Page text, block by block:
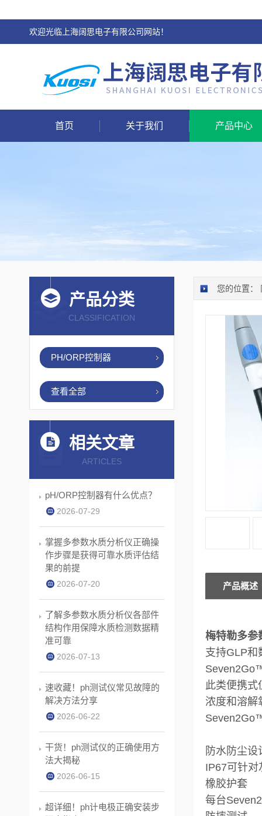
欢迎光临上海阔思电子有限公司网站！
首页 关于我们 产品中心
您的位置：
产品概述
梅特勒多参
支持GLP和
此类便携式
浓度和溶解
防水防尘设
IP67可针
橡胶护套
每台
产品分类
CLASSIFICATION
PH/ORP控制器
查看全部
相关文章
ARTICLES
pH/ORP控制器有什么优点？
2026-07-29
掌握多参数水质分析仪正确操
作步骤是获得可靠水质评估结
果的前提
2026-07-20
了解多参数水质分析仪各部件
结构作用保障水质检测数据精
准可靠
2026-07-13
速收藏！ph测试仪常见故障的
解决方法分享
2026-06-22
干货！ph测试仪的正确使用方
法大揭秘
2026-06-15
超详细！ph计电极正确安装步